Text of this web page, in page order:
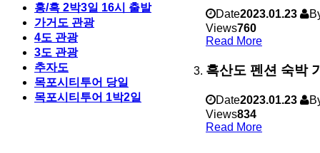
홍/흑 2박3일 16시 출발
가거도 관광
4도 관광
3도 관광
추자도
목포시티투어 당일
목포시티투어 1박2일
Date2023.01.23
Views760
Read More
흑산도 펜션 숙박
Date2023.01.23
Views834
Read More